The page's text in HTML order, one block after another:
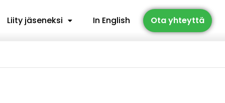
Liity jäseneksi In English Ota yhteyttä